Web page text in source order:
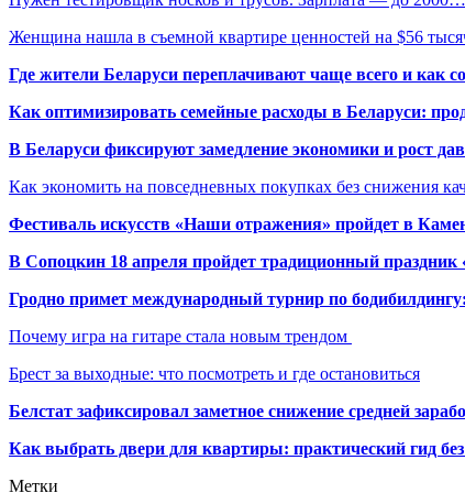
Женщина нашла в съемной квартире ценностей на $56
Где жители Беларуси переплачивают чаще всего и как
Как оптимизировать семейные расходы в Беларуси:
В Беларуси фиксируют замедление экономики и рост
Как экономить на повседневных покупках без снижения
Фестиваль искусств «Наши отражения» пройдет в
В Сопоцкин 18 апреля пройдет традиционный праздник
Гродно примет международный турнир по
Почему игра на гитаре стала новым трендом
Брест за выходные: что посмотреть и где остановиться
Белстат зафиксировал заметное снижение средней
Как выбрать двери для квартиры: практический гид
Метки